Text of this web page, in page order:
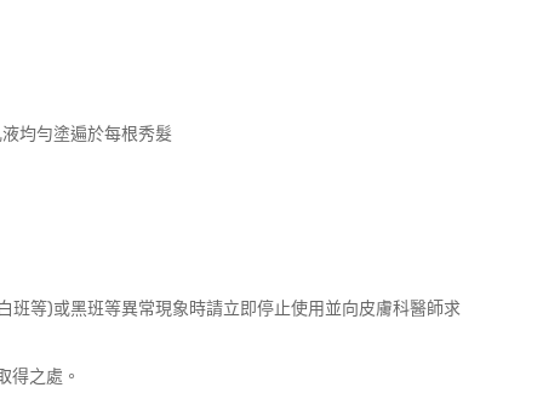
均勻塗遍於每根秀髮
等)或黑班等異常現象時請立即停止使用並向皮膚科醫師求
得之處。